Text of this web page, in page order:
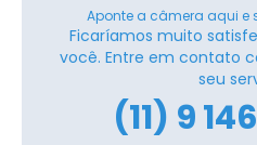
Aponte a câmera aqui e
Ficaríamos muito
você. Entre em contato
seu
(11) 9